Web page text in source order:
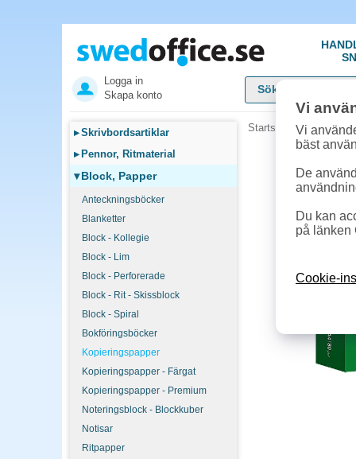
Logga in
Skapa konto
▸Skrivbordsartiklar
▸ Pennor, Ritmaterial
▾Block, Papper
Anteckningsböcker
Blanketter
Block - Kollegie
Block - Lim
Block - Perforerade
Block - Rit - Skissblock
Block - Spiral
Bokföringsböcker
Kopieringspapper
Kopieringspapper - Färgat
Kopieringspapper - Premium
Noteringsblock - Blockkuber
Notisar
Ritpapper
Startsida »Block,
Vi
Vi
bäst
De
Du kan
på länken
Cookie-